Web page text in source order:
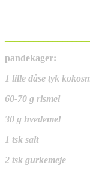
pandekager:
1 lille dåse tyk
60-70 g rismel
30 g hvedemel
1 tsk salt
2 tsk gurkemeje